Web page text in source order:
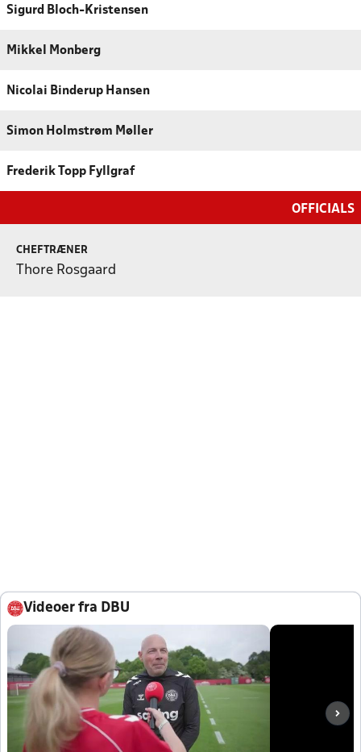
Sigurd Bloch-Kristensen
Mikkel Monberg
Nicolai Binderup Hansen
Simon Holmstrøm Møller
Frederik Topp Fyllgraf
OFFICIALS
CHEFTRÆNER
Thore Rosgaard
Videoer fra DBU